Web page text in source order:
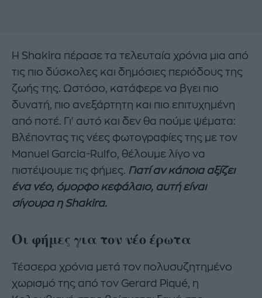
Η Shakira πέρασε τα τελευταία χρόνια μια από
τις πιο δύσκολες και δημόσιες περιόδους της
ζωής της. Ωστόσο, κατάφερε να βγει πιο
δυνατή, πιο ανεξάρτητη και πιο επιτυχημένη
από ποτέ. Γι' αυτό και δεν θα πούμε ψέματα:
Βλέποντας τις νέες φωτογραφίες της με τον
Manuel Garcia-Rulfo, θέλουμε λίγο να
πιστέψουμε τις φήμες. Γιατί αν κάποια αξίζει
ένα νέο, όμορφο κεφάλαιο, αυτή είναι
σίγουρα η Shakira.
Oι φήμες για τον νέο έρωτα
Τέσσερα χρόνια μετά τον πολυσυζητημένο
χωρισμό της από τον Gerard Piqué, η